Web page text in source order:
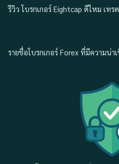
รีวิว โบรกเกอร์ Eightcap ดีไหม เท
รายชื่อโบรกเกอร์ Forex ที่มีความน่า